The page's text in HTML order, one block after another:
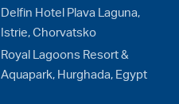
Delfin Hotel Plava Laguna,
Istrie, Chorvatsko
Royal Lagoons Resort &
Aquapark, Hurghada, Egypt